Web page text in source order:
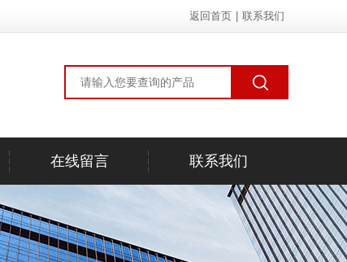
返回首页 联系我们
在线留言 联系我们